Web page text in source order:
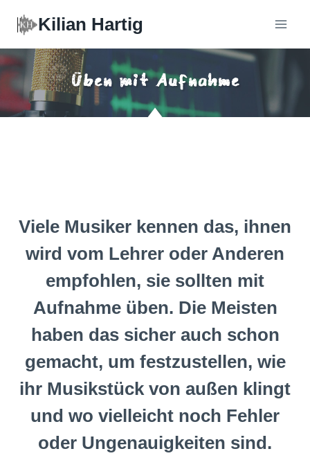
Inhalt
springen
Kilian Hartig
Üben mit Aufnahme
Viele Musiker kennen das, ihnen
wird vom Lehrer oder Anderen
empfohlen, sie sollten mit
Aufnahme üben. Die Meisten
haben das sicher auch schon
gemacht, um festzustellen, wie
ihr Musikstück von außen klingt
und wo vielleicht noch Fehler
oder Ungenauigkeiten sind.